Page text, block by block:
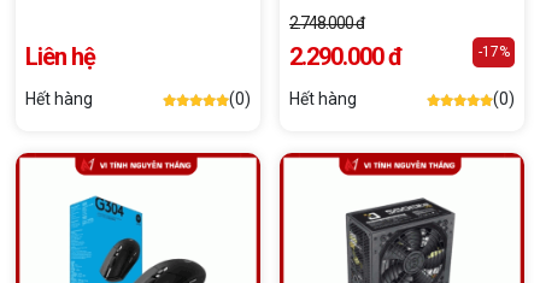
Liên hệ
Hết hàng (0)
2.748.000 đ
2.290.000 đ -17%
Hết hàng (0)